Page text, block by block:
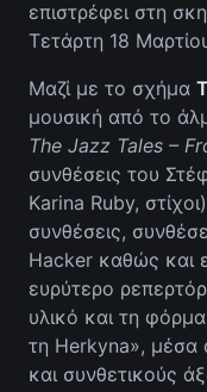
επιστρέφει στη
Τετάρτη 18
Μαζί με το σχήμα
μουσική από το
The Jazz Tales –
συνθέσεις του
Karina Ruby,
συνθέσεις,
Hacker καθώς και
ευρύτερο
υλικό και τη
τη Herkyna», μέσα
και συνθετικούς